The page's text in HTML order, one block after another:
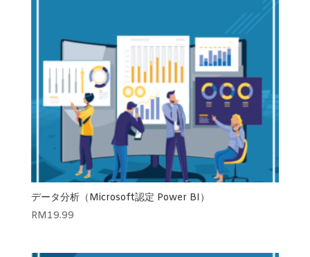
データ分析（Microsoft認定 Power BI）
RM19.99